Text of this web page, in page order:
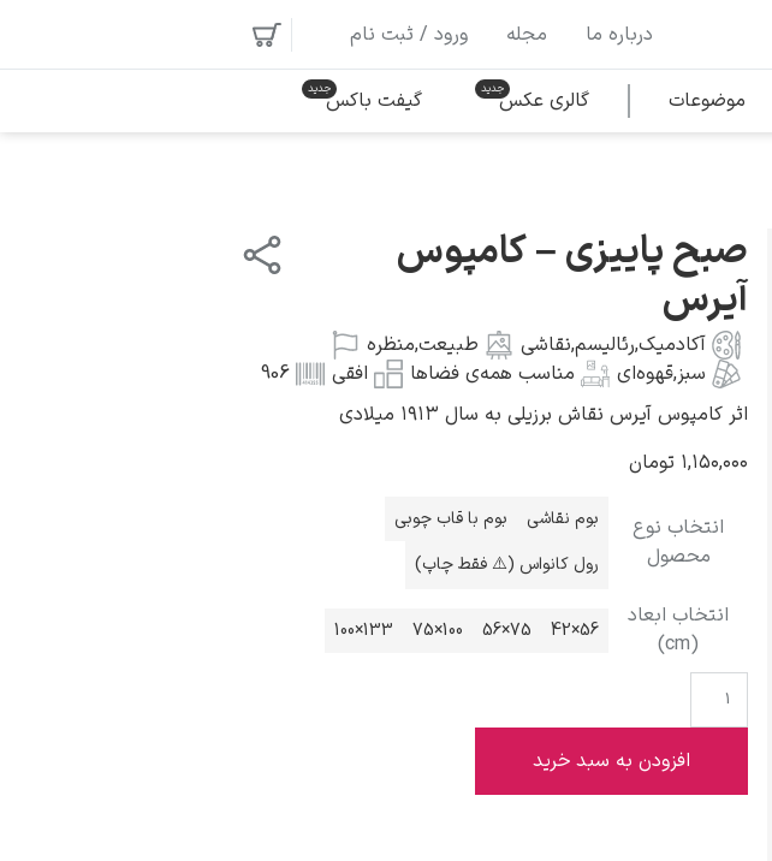
درباره ما مجله ورود / ثبت نام
موضوعات گالری عکس گیفت باکس
صبح پاییزی – کامپوس
آیرس
آکادمیک,رئالیسم,نقاشی طبیعت,منظره
سبز,قهوه‌ای مناسب همه‌ی فضاها افقی
906
اثر کامپوس آیرس نقاش برزیلی به سال ۱۹۱۳ میلادی
۱,۱۵۰,۰۰۰ تومان
انتخاب نوع
محصول
بوم نقاشی
بوم با قاب چوبی
رول کانواس (⚠️ فقط چاپ)
انتخاب ابعاد
(cm)
56×42
75×56
100×75
133×100
افزودن به سبد خرید